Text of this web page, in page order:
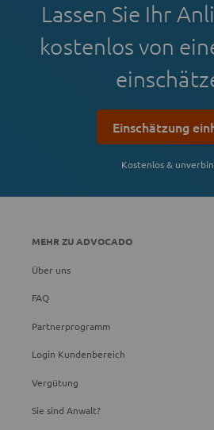
Lassen Sie Ihr
kostenlos von
Einschätzung
Kostenlos &
MEHR ZU ADVOCADO
Über uns
FAQ
Partnerprogramm
Login Kundenbereich
Vergütung
Sie sind Anwalt?